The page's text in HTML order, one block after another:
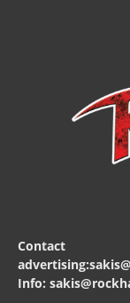
Contact
Info: